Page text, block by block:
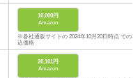
10,000円
Amazon
※各社通販サイトの 2024年10月20日時点 での税
込価格
20,101円
Amazon